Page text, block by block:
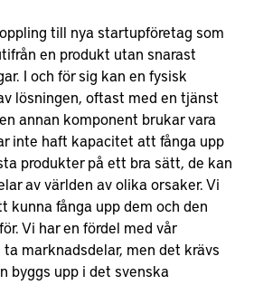
till nya startupföretag som
en produkt utan snarast
I och för sig kan en fysisk
lösningen, oftast med en tjänst
annan komponent brukar vara
inte haft kapacitet att fånga upp
produkter på ett bra sätt, de kan
av världen av olika orsaker. Vi
kunna fånga upp dem och den
Vi har en fördel med vår
marknadsdelar, men det krävs
byggs upp i det svenska